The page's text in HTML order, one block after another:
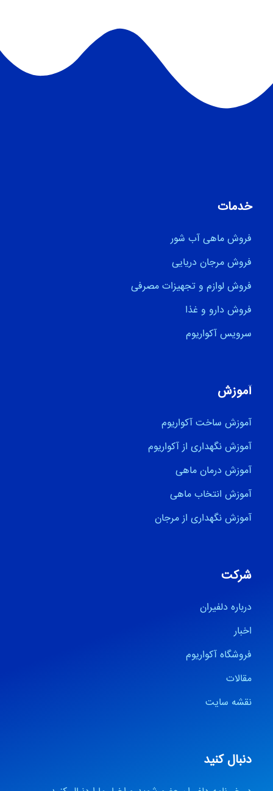
خدمات
فروش ماهی آب شور
فروش مرجان دریایی
فروش لوازم و تجهیزات مصرفی
فروش دارو و غذا
سرویس آکواریوم
آموزش
آموزش ساخت آکواریوم
آموزش نگهداری از آکواریوم
آموزش درمان ماهی
آموزش انتخاب ماهی
آموزش نگهداری از مرجان
شرکت
درباره دلفیران
اخبار
فروشگاه آکواریوم
مقالات
نقشه سایت
دنبال کنید